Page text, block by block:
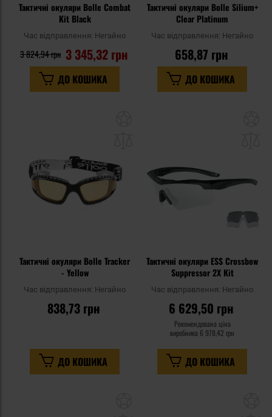
Тактичні окуляри Bolle Combat
Kit Black
Час відправлення: Негайно
3 345,32 грн
3 824,94 грн
ДО КОШИКА
Тактичні окуляри Bolle Silium+
Clear Platinum
Час відправлення: Негайно
658,87 грн
ДО КОШИКА
Тактичні окуляри Bolle Tracker
- Yellow
Час відправлення: Негайно
838,73 грн
ДО КОШИКА
Тактичні окуляри ESS Crossbow
Suppressor 2X Kit
Час відправлення: Негайно
6 629,50 грн
Рекомендована ціна
виробника 6 978,42 грн
ДО КОШИКА